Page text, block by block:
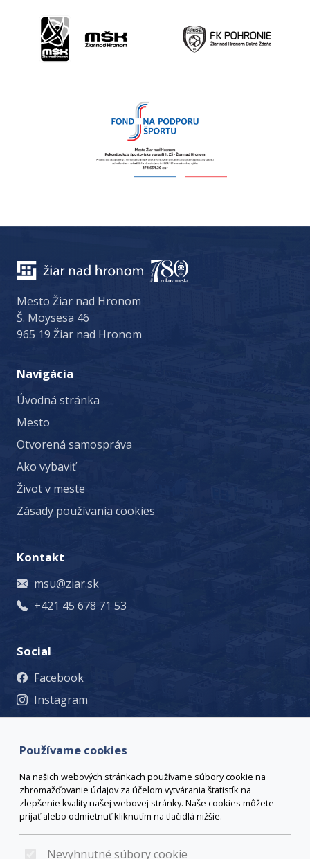
Používame cookies
Na našich webových stránkach používame súbory cookie na
zhromažďovanie údajov za účelom vytvárania štatistík na
zlepšenie kvality našej webovej stránky. Naše cookies môžete
prijať alebo odmietnuť kliknutím na tlačidlá nižšie.
Nevyhnutné súbory cookie
Mesto Žiar nad Hronom
Š. Moysesa 46
965 19 Žiar nad Hronom
Navigácia
Úvodná stránka
Mesto
Otvorená samospráva
Ako vybaviť
Život v meste
Zásady používania cookies
Kontakt
msu@ziar.sk
+421 45 678 71 53
Social
Facebook
Instagram
nad Hronom, +421 45 678 71 53, msu@ziar.sk,
© 2026 Arrabella s.r.o., mayabella s.r.o., Všetky práva
vyhradené.